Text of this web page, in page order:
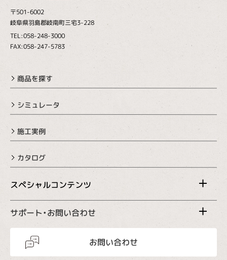
〒501-6002
岐阜県羽島郡岐南町三宅3-228
TEL:058-248-3000
FAX:058-247-5783
商品を探す
シミュレータ
施工実例
カタログ
スペシャルコンテンツ
サポート・お問い合わせ
お問い合わせ